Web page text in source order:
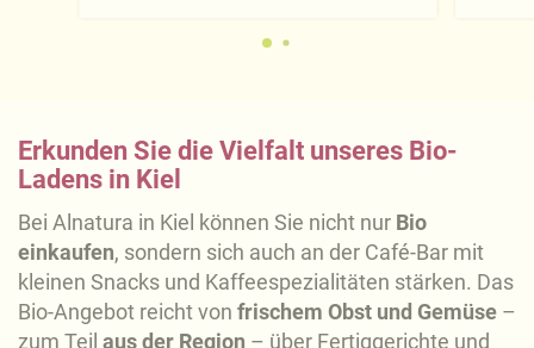
Erkunden Sie die Vielfalt unseres Bio-
Ladens in Kiel
Bei Alnatura in Kiel können Sie nicht nur Bio
einkaufen, sondern sich auch an der Café-Bar mit
kleinen Snacks und Kaffeespezialitäten stärken. Das
Bio-Angebot reicht von frischem Obst und Gemüse –
zum Teil aus der Region – über Fertiggerichte und